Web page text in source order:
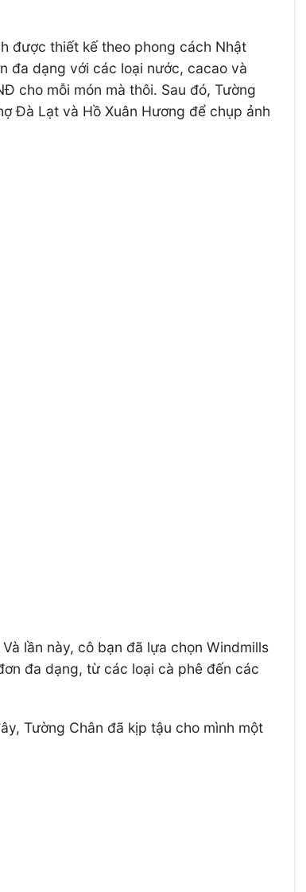
được thiết kế theo phong cách Nhật
đa dạng với các loại nước, cacao và
cho mỗi món mà thôi. Sau đó, Tường
Đà Lạt và Hồ Xuân Hương để chụp ảnh
lần này, cô bạn đã lựa chọn Windmills
đa dạng, từ các loại cà phê đến các
Tường Chân đã kịp tậu cho mình một